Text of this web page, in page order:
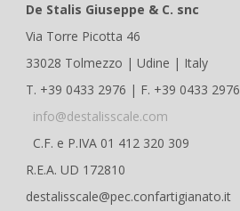
De Stalis Giuseppe & C. snc
Via Torre Picotta 46
33028 Tolmezzo | Udine | Italy
T. +39 0433 2976 | F. +39 0433 2976
info@destalisscale.com
C.F. e P.IVA 01 412 320 309
R.E.A. UD 172810
destalisscale@pec.confartigianato.it